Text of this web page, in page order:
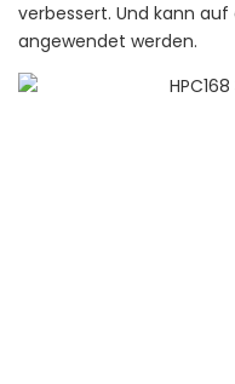
verbessert. Und kann
angewendet werden.